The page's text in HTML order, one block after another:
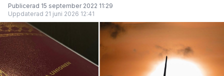
Publicerad 15 september 2022 11:29
Uppdaterad 21 juni 2026 12:41